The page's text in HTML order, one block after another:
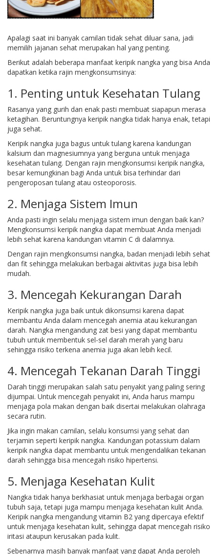
Apalagi saat ini banyak camilan tidak sehat diluar sana, jadi
memilih jajanan sehat merupakan hal yang penting.
Berikut adalah beberapa manfaat keripik nangka yang bisa Anda
dapatkan ketika rajin mengkonsumsinya:
1. Penting untuk Kesehatan Tulang
Rasanya yang gurih dan enak pasti membuat siapapun merasa
ketagihan. Beruntungnya keripik nangka tidak hanya enak, tetapi
juga sehat.
Keripik nangka juga bagus untuk tulang karena kandungan
kalsium dan magnesiumnya yang berguna untuk menjaga
kesehatan tulang. Dengan rajin mengkonsumsi keripik nangka,
besar kemungkinan bagi Anda untuk bisa terhindar dari
pengeroposan tulang atau osteoporosis.
2. Menjaga Sistem Imun
Anda pasti ingin selalu menjaga sistem imun dengan baik kan?
Mengkonsumsi keripik nangka dapat membuat Anda menjadi
lebih sehat karena kandungan vitamin C di dalamnya.
Dengan rajin mengkonsumsi nangka, badan menjadi lebih sehat
dan fit sehingga melakukan berbagai aktivitas juga bisa lebih
mudah.
3. Mencegah Kekurangan Darah
Keripik nangka juga baik untuk dikonsumsi karena dapat
membantu Anda dalam mencegah anemia atau kekurangan
darah. Nangka mengandung zat besi yang dapat membantu
tubuh untuk membentuk sel-sel darah merah yang baru
sehingga risiko terkena anemia juga akan lebih kecil.
4. Mencegah Tekanan Darah Tinggi
Darah tinggi merupakan salah satu penyakit yang paling sering
dijumpai. Untuk mencegah penyakit ini, Anda harus mampu
menjaga pola makan dengan baik disertai melakukan olahraga
secara rutin.
Jika ingin makan camilan, selalu konsumsi yang sehat dan
terjamin seperti keripik nangka. Kandungan potassium dalam
keripik nangka dapat membantu untuk mengendalikan tekanan
darah sehingga bisa mencegah risiko hipertensi.
5. Menjaga Kesehatan Kulit
Nangka tidak hanya berkhasiat untuk menjaga berbagai organ
tubuh saja, tetapi juga mampu menjaga kesehatan kulit Anda.
Keripik nangka mengandung vitamin B2 yang dipercaya efektif
untuk menjaga kesehatan kulit, sehingga dapat mencegah risiko
iritasi ataupun kerusakan pada kulit.
Sebenarnya masih banyak manfaat yang dapat Anda peroleh